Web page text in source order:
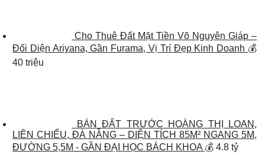
Cho Thuê Đất Mặt Tiền Võ Nguyên Giáp –
Đối Diện Ariyana, Gần Furama, Vị Trí Đẹp Kinh Doanh 💰
40 triệu
BÁN ĐẤT TRƯỚC HOÀNG THỊ LOAN,
LIÊN CHIỂU, ĐÀ NẴNG – DIỆN TÍCH 85M² NGANG 5M,
ĐƯỜNG 5,5M - GẦN ĐẠI HỌC BÁCH KHOA 💰 4.8 tỷ